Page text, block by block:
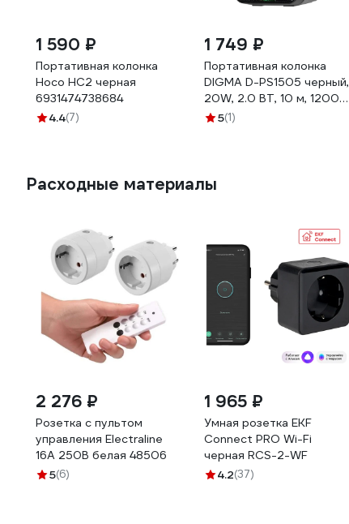
1 590 ₽
Портативная колонка
Hoco HC2 черная
6931474738684
4.4(7)
1 749 ₽
Портативная колонка
DIGMA D-PS1505 черный,
20W, 2.0 BT, 10 м, 1200
mAh SP1505B 1793622
5(1)
Расходные материалы
2 276 ₽
Розетка с пультом
управления Electraline
16А 250В белая 48506
5(6)
1 965 ₽
Умная розетка EKF
Сonnect PRO Wi-Fi
черная RCS-2-WF
4.2(37)